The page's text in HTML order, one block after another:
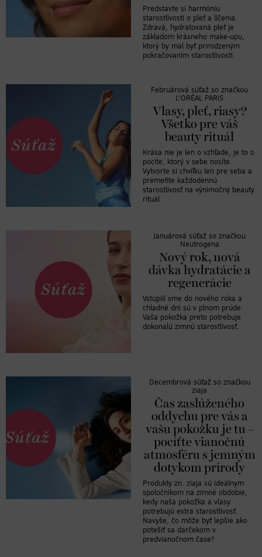
Predstavte si harmóniu
starostlivosti o pleť a líčenia.
Zdravá, hydratovaná pleť je
základom krásneho make-upu,
ktorý by mal byť prirodzeným
pokračovaním starostlivosti.
Februárová súťaž so značkou
L'ORÉAL PARiS
Vlasy, pleť, riasy?
Všetko pre váš
beauty rituál
Krása nie je len o vzhľade, je to o
pocite, ktorý v sebe nosíte.
Vytvorte si chvíľku len pre seba a
premeňte každodennú
starostlivosť na výnimočný beauty
rituál.
Januárová súťaž so značkou
Neutrogena
Nový rok, nová
dávka hydratácie a
regenerácie
Vstúpili sme do nového roka a
chladné dni sú v plnom prúde.
Vaša pokožka preto potrebuje
dokonalú zimnú starostlivosť.
Decembrová súťaž so značkou
ziaja
Čas zaslúženého
oddychu pre vás a
vašu pokožku je tu –
pocíťte vianočnú
atmosféru s jemným
dotykom prírody
Produkty zn. ziaja sú ideálnym
spoločníkom na zimné obdobie,
kedy naša pokožka a vlasy
potrebujú extra starostlivosť.
Navyše, čo môže byť lepšie ako
potešiť sa darčekom v
predvianočnom čase?